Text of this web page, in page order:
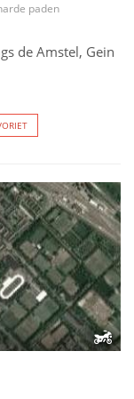
paden
de Amstel, Gein